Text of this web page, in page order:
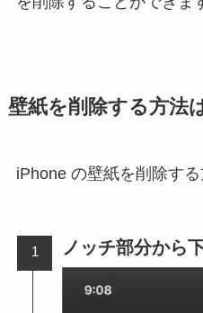
壁紙を削除する方法
iPhone の壁紙を削除する
ノッチ部分から